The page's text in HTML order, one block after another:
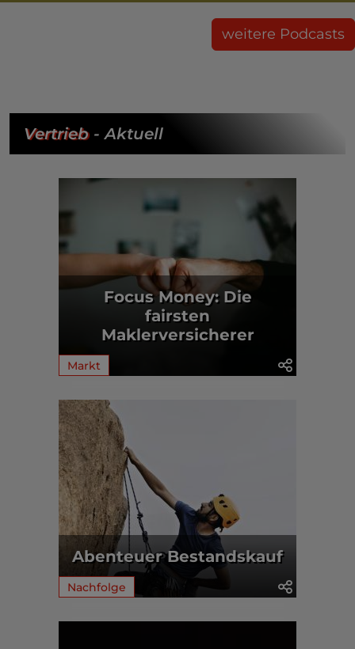
weitere Podcasts
Vertrieb- Aktuell
Focus Money: Die
fairsten
Maklerversicherer
Markt
Abenteuer Bestandskauf
Nachfolge